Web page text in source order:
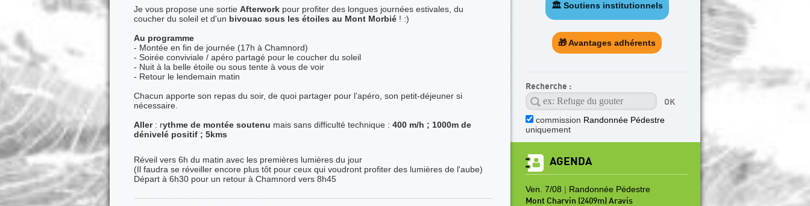
Je vous propose une sortie Afterwork pour profiter des longues journées estivales, du
coucher du soleil et d'un bivouac sous les étoiles au Mont Morbié ! :)
Au programme
- Montée en fin de journée (17h à Chamnord)
- Soirée conviviale / apéro partagé pour le coucher du soleil
- Nuit à la belle étoile ou sous tente à vous de voir
- Retour le lendemain matin
Chacun apporte son repas du soir, de quoi partager pour l’apéro, son petit-déjeuner si
nécessaire.
Aller: rythme de montée soutenu mais sans difficulté technique : 400 m/h ; 1000m de
dénivelé positif ; 5kms
Réveil vers 6h du matin avec les premières lumières du jour
(Il faudra se réveiller encore plus tôt pour ceux qui voudront profiter des lumières de l'aube)
Départ à 6h30 pour un retour à Chamnord vers 8h45
🏛️ Soutiens institutionnels
🎁 Avantages adhérents
Recherche :
commission Randonnée Pédestre
uniquement
AGENDA
Ven. 7/08 | Randonnée Pédestre
Mont Charvin (2409m) Aravis